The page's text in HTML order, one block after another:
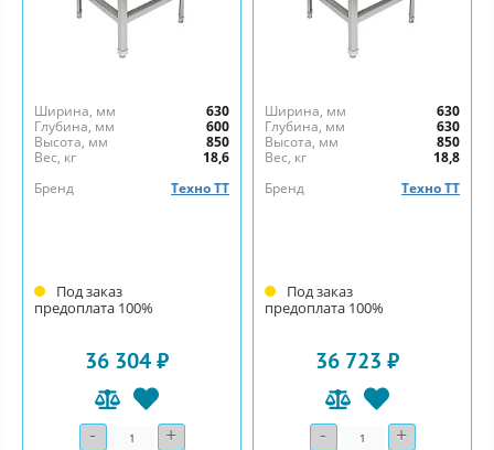
Ширина, мм
630
Глубина, мм
600
Высота, мм
850
Вес, кг
18,6
Бренд
Техно ТТ
Под заказ
предоплата 100%
36 304 ₽
- Количество+
Ширина, мм
630
Глубина, мм
630
Высота, мм
850
Вес, кг
18,8
Бренд
Техно ТТ
Под заказ
предоплата 100%
36 723 ₽
- Количество+